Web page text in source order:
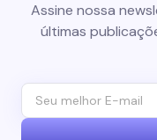
Assine nossa
últimas